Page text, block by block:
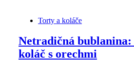
Torty a koláče
Netradičná bublanina:
koláč s orechmi